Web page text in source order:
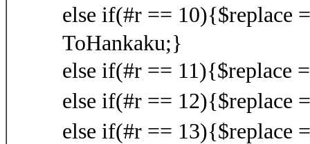
else if(#r ==
ToHankaku;}
else if(#r ==
else if(#r == 12){$replace
else if(#r == 13){$replace